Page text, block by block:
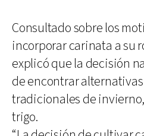
Consultado sobre los
incorporar carinata a su
explicó que la decisión
de encontrar
tradicionales de
trigo.